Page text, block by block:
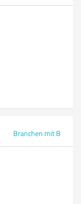
Branchen mit B